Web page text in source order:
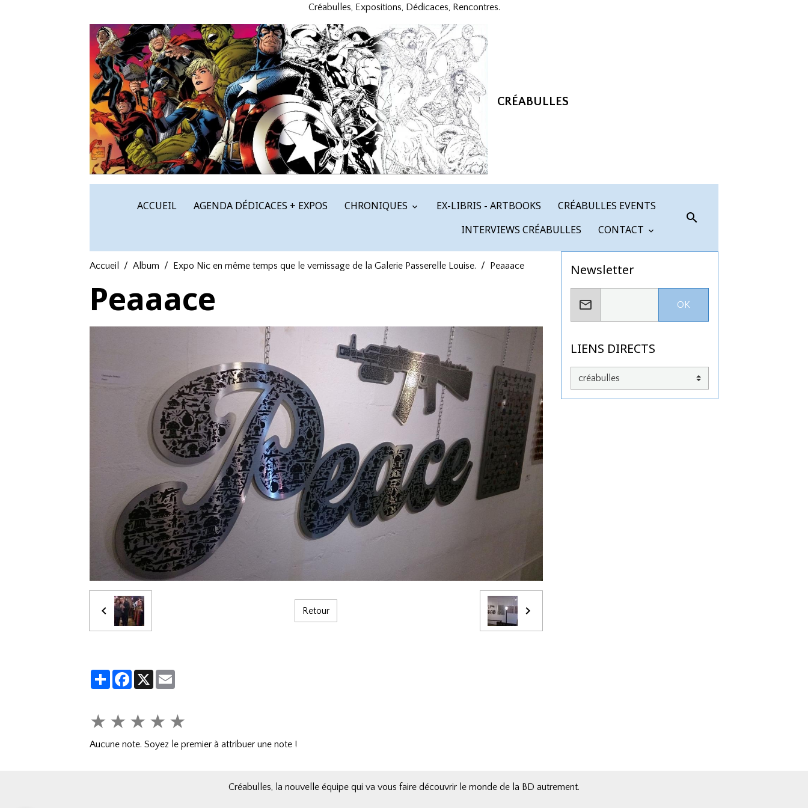
Créabulles, Expositions, Dédicaces, Rencontres.
CRÉABULLES
ACCUEIL AGENDA DÉDICACES + EXPOS CHRONIQUES EX-LIBRIS - ARTBOOKS
CRÉABULLES EVENTS
INTERVIEWS CRÉABULLES
CONTACT
Accueil Album Expo Nic en même temps que le vernissage de la Galerie Passerelle Louise. Peaaace
Peaaace
Retour
PartagerFacebook
X
★ ★ ★ ★ ★
Aucune note. Soyez le premier à attribuer une note !
Newsletter
OK
LIENS DIRECTS
Créabulles, la nouvelle équipe qui va vous faire découvrir le monde de la BD autrement.